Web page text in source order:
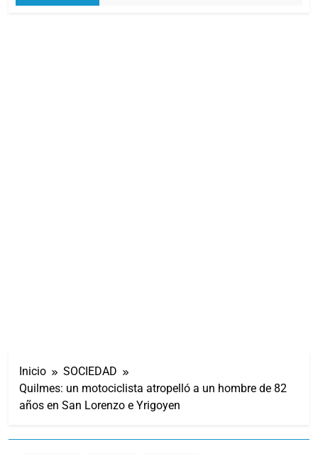
Inicio
SOCIEDAD
Quilmes: un motociclista atropelló a un hombre de 82
años en San Lorenzo e Yrigoyen